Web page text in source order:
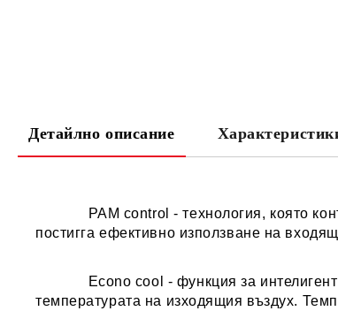
Детайлно описание
PAM control- технология, която
постигга ефективно използване на
Econo cool - функция за
температурата на изходящия въздух.